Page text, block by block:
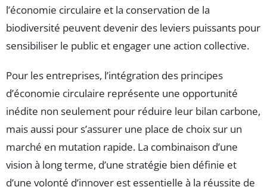
l’économie circulaire et la conservation de la
biodiversité peuvent devenir des leviers puissants pour
sensibiliser le public et engager une action collective.
Pour les entreprises, l’intégration des principes
d’économie circulaire représente une opportunité
inédite non seulement pour réduire leur bilan carbone,
mais aussi pour s’assurer une place de choix sur un
marché en mutation rapide. La combinaison d’une
vision à long terme, d’une stratégie bien définie et
d’une volonté d’innover est essentielle à la réussite de